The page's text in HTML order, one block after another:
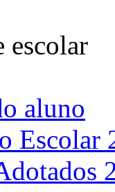
escolar
aluno
Escolar